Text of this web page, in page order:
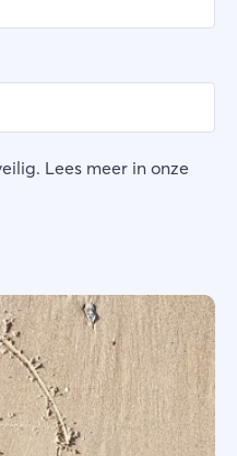
Lees meer in onze